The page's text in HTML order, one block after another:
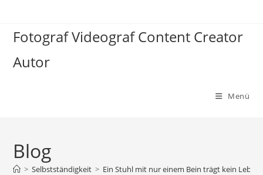
springen
Fotograf Videograf Content Creator
Autor
Menü
Blog
> Selbstständigkeit > Ein Stuhl mit nur einem Bein trägt kein Leben